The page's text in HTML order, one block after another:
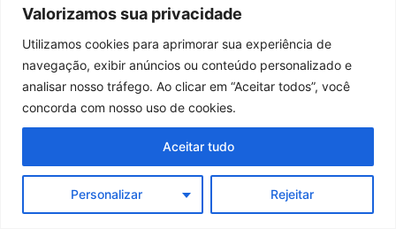
Valorizamos sua privacidade
Utilizamos cookies para aprimorar sua experiência de
navegação, exibir anúncios ou conteúdo personalizado e
analisar nosso tráfego. Ao clicar em “Aceitar todos”, você
concorda com nosso uso de cookies.
Personalizar Rejeitar
Aceitar tudo